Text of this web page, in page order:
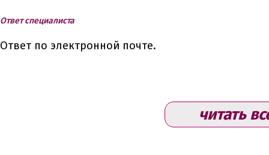
Ответ специалиста
Ответ по электронной почте.
читать